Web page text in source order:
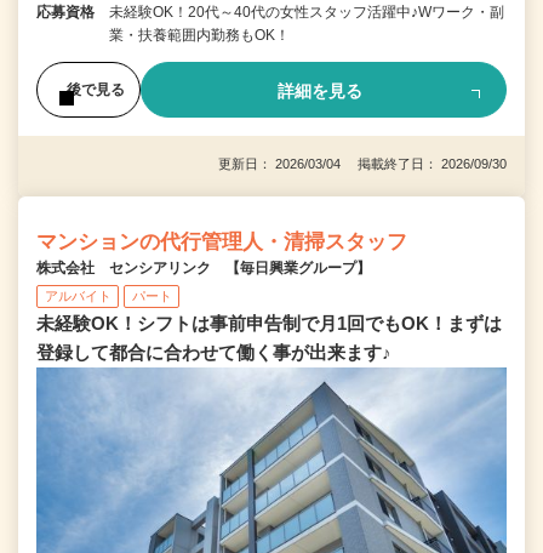
応募資格
未経験OK！20代～40代の女性スタッフ活躍中♪Wワーク・副
業・扶養範囲内勤務もOK！
後で見る 詳細を見る
更新日： 2026/03/04 掲載終了日： 2026/09/30
マンションの代行管理人・清掃スタッフ
株式会社 センシアリンク 【毎日興業グループ】
アルバイト パート
未経験OK！シフトは事前申告制で月1回でもOK！まずは
登録して都合に合わせて働く事が出来ます♪